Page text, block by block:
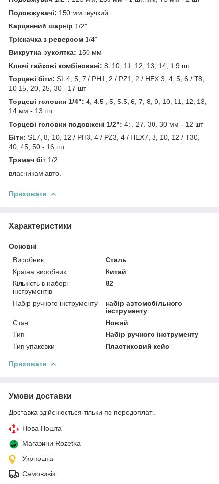
Подовжувачі: 150 мм гнучкий
Карданний шарнір 1/2"
Тріскачка з реверсом 1/4"
Викрутна рукоятка: 150 мм
Ключі гайкові комбіновані: 8, 10, 11, 12, 13, 14, 1 9 шт
Торцеві біти: SL 4, 5, 7 / PH1, 2 / PZ1, 2 / HEX 3, 4, 5, 6 / T8,
10 15, 20, 25, 30 - 17 шт
Торцеві головки 1/4": 4, 4.5 , 5, 5.5, 6, 7, 8, 9, 10, 11, 12, 13,
14 мм - 13 шт
Торцеві головки подовжені 1/2": 4; , 27, 30, 30 мм - 12 шт
Біти: SL7, 8, 10, 12 / PH3, 4 / PZ3, 4 / HEX7, 8, 10, 12 / Т30,
40, 45, 50 - 16 шт
Тримач біт 1/2
власникам авто.
Приховати
Характеристики
Основні
Виробник
Сталь
Країна виробник
Китай
Кількість в наборі
інструментів
82
Набір ручного інструменту
набір автомобільного
інструменту
Стан
Новий
Тип
Набір ручного інструменту
Тип упаковки
Пластиковий кейс
Приховати
Умови доставки
Доставка здійснюється тільки по передоплаті.
Нова Пошта
Магазини Rozetka
Укрпошта
Самовивіз